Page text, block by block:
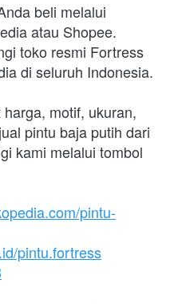
beli melalui
atau Shopee.
toko resmi Fortress
di seluruh Indonesia.
motif, ukuran,
pintu baja putih dari
kami melalui tombol
pintu-
pintu.fortress